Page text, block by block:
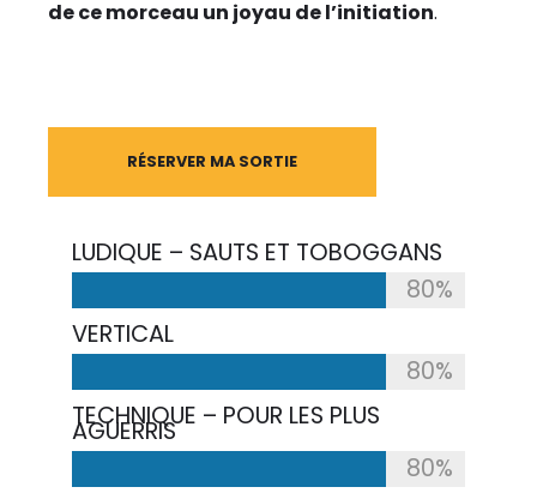
de ce morceau un joyau de l’initiation.
RÉSERVER MA SORTIE
LUDIQUE – SAUTS ET TOBOGGANS
80%
VERTICAL
80%
TECHNIQUE – POUR LES PLUS
AGUERRIS
80%